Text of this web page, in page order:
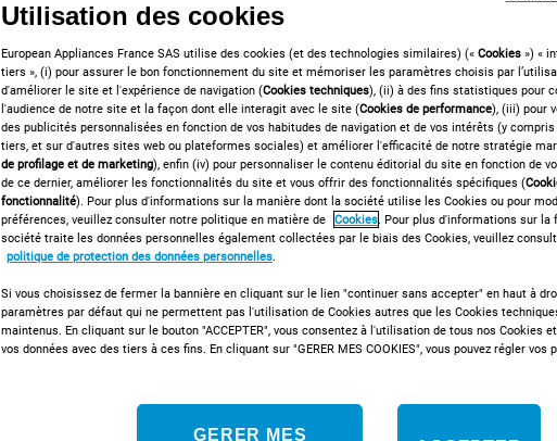
EN SAVOIR
FILTRES TRIER PAR
859991610810
Utilisation des cookies
European Appliances France SAS utilise des cookies (et des technologies similaires) (« Cookies ») «
tiers », (i) pour assurer le bon fonctionnement du site et mémoriser les paramètres choisis par
d'améliorer le site et l'expérience de navigation (Cookies techniques), (ii) à des fins statistiques pour
l'audience de notre site et la façon dont elle interagit avec le site (Cookies de performance), (iii) pour
des publicités personnalisées en fonction de vos habitudes de navigation et de vos intérêts (y
tiers, et sur d'autres sites web ou plateformes sociales) et améliorer l'efficacité de notre stratégie
de profilage et de marketing), enfin (iv) pour personnaliser le contenu éditorial du site en fonction de
de ce dernier, améliorer les fonctionnalités du site et vous offrir des fonctionnalités spécifiques (
fonctionnalité). Pour plus d'informations sur la manière dont la société utilise les Cookies ou pour
préférences, veuillez consulter notre politique en matière de Cookies. Pour plus d'informations sur la
société traite les données personnelles également collectées par le biais des Cookies, veuillez
politique de protection des données personnelles.
Si vous choisissez de fermer la bannière en cliquant sur le lien "continuer sans accepter" en haut à
paramètres par défaut qui ne permettent pas l'utilisation de Cookies autres que les Cookies
maintenus. En cliquant sur le bouton "ACCEPTER", vous consentez à l'utilisation de tous nos Cookies
vos données avec des tiers à ces fins. En cliquant sur "GERER MES COOKIES", vous pouvez régler vos
GERER MES